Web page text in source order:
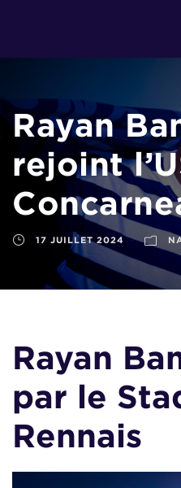
Rayan
rejoint
17 JUILLET 2024
Rayan
par le
Rennais